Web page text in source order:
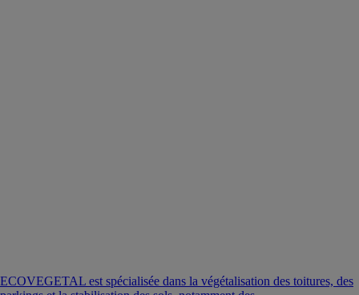
ECOVEGETAL est spécialisée dans la végétalisation des toitures, des